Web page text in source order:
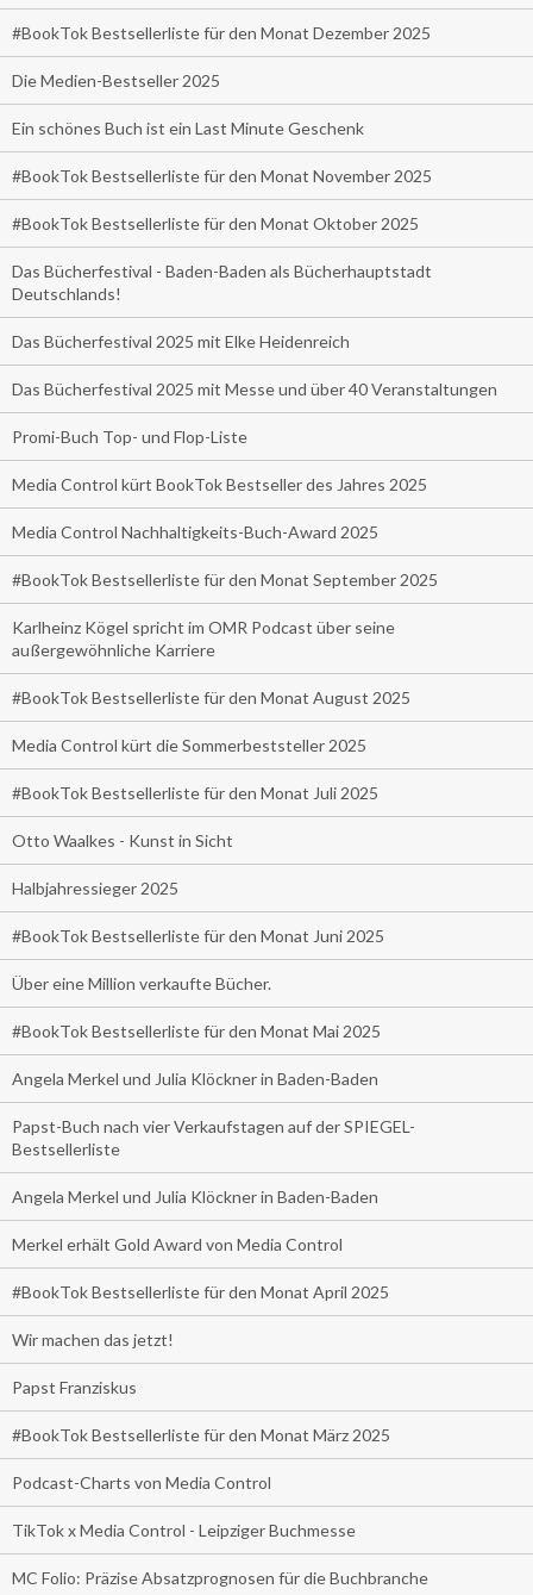
#BookTok Bestsellerliste für den Monat Dezember 2025
Die Medien-Bestseller 2025
Ein schönes Buch ist ein Last Minute Geschenk
#BookTok Bestsellerliste für den Monat November 2025
#BookTok Bestsellerliste für den Monat Oktober 2025
Das Bücherfestival - Baden-Baden als Bücherhauptstadt
Deutschlands!
Das Bücherfestival 2025 mit Elke Heidenreich
Das Bücherfestival 2025 mit Messe und über 40 Veranstaltungen
Promi-Buch Top- und Flop-Liste
Media Control kürt BookTok Bestseller des Jahres 2025
Media Control Nachhaltigkeits-Buch-Award 2025
#BookTok Bestsellerliste für den Monat September 2025
Karlheinz Kögel spricht im OMR Podcast über seine
außergewöhnliche Karriere
#BookTok Bestsellerliste für den Monat August 2025
Media Control kürt die Sommerbeststeller 2025
#BookTok Bestsellerliste für den Monat Juli 2025
Otto Waalkes - Kunst in Sicht
Halbjahressieger 2025
#BookTok Bestsellerliste für den Monat Juni 2025
Über eine Million verkaufte Bücher.
#BookTok Bestsellerliste für den Monat Mai 2025
Angela Merkel und Julia Klöckner in Baden-Baden
Papst-Buch nach vier Verkaufstagen auf der SPIEGEL-
Bestsellerliste
Angela Merkel und Julia Klöckner in Baden-Baden
Merkel erhält Gold Award von Media Control
#BookTok Bestsellerliste für den Monat April 2025
Wir machen das jetzt!
Papst Franziskus
#BookTok Bestsellerliste für den Monat März 2025
Podcast-Charts von Media Control
TikTok x Media Control - Leipziger Buchmesse
MC Folio: Präzise Absatzprognosen für die Buchbranche